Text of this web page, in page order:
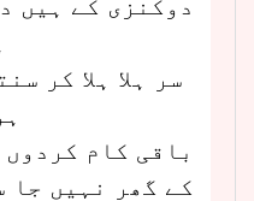
دوکنزی کے ہیں
سر ہلا ہلا کر
باقی کام
کے گھر نہیں جا